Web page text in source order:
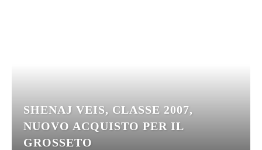
SHENAJ VEIS, CLASSE 2007,
NUOVO ACQUISTO PER IL
GROSSETO